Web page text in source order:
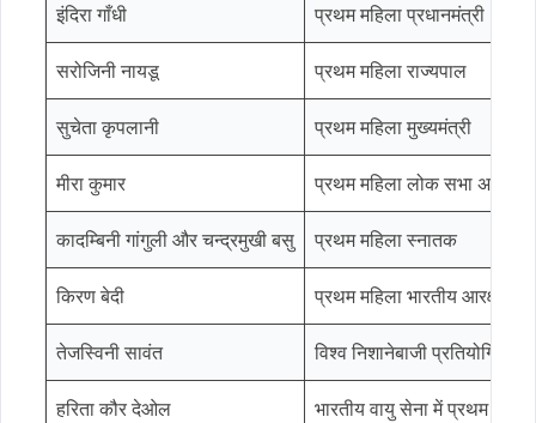
इंदिरा गाँधी प्रथम महिला प्रधानमंत्री
सरोजिनी नायडू प्रथम महिला राज्यपाल
सुचेता कृपलानी प्रथम महिला मुख्यमंत्री
मीरा कुमार प्रथम महिला लोक सभा अध्यक्ष
कादम्बिनी गांगुली और चन्द्रमुखी बसु प्रथम महिला स्नातक
किरण बेदी प्रथम महिला भारतीय आरक्षी
तेजस्विनी सावंत विश्व निशानेबाजी प्रतियोगिता
हरिता कौर देओल भारतीय वायु सेना में प्रथम